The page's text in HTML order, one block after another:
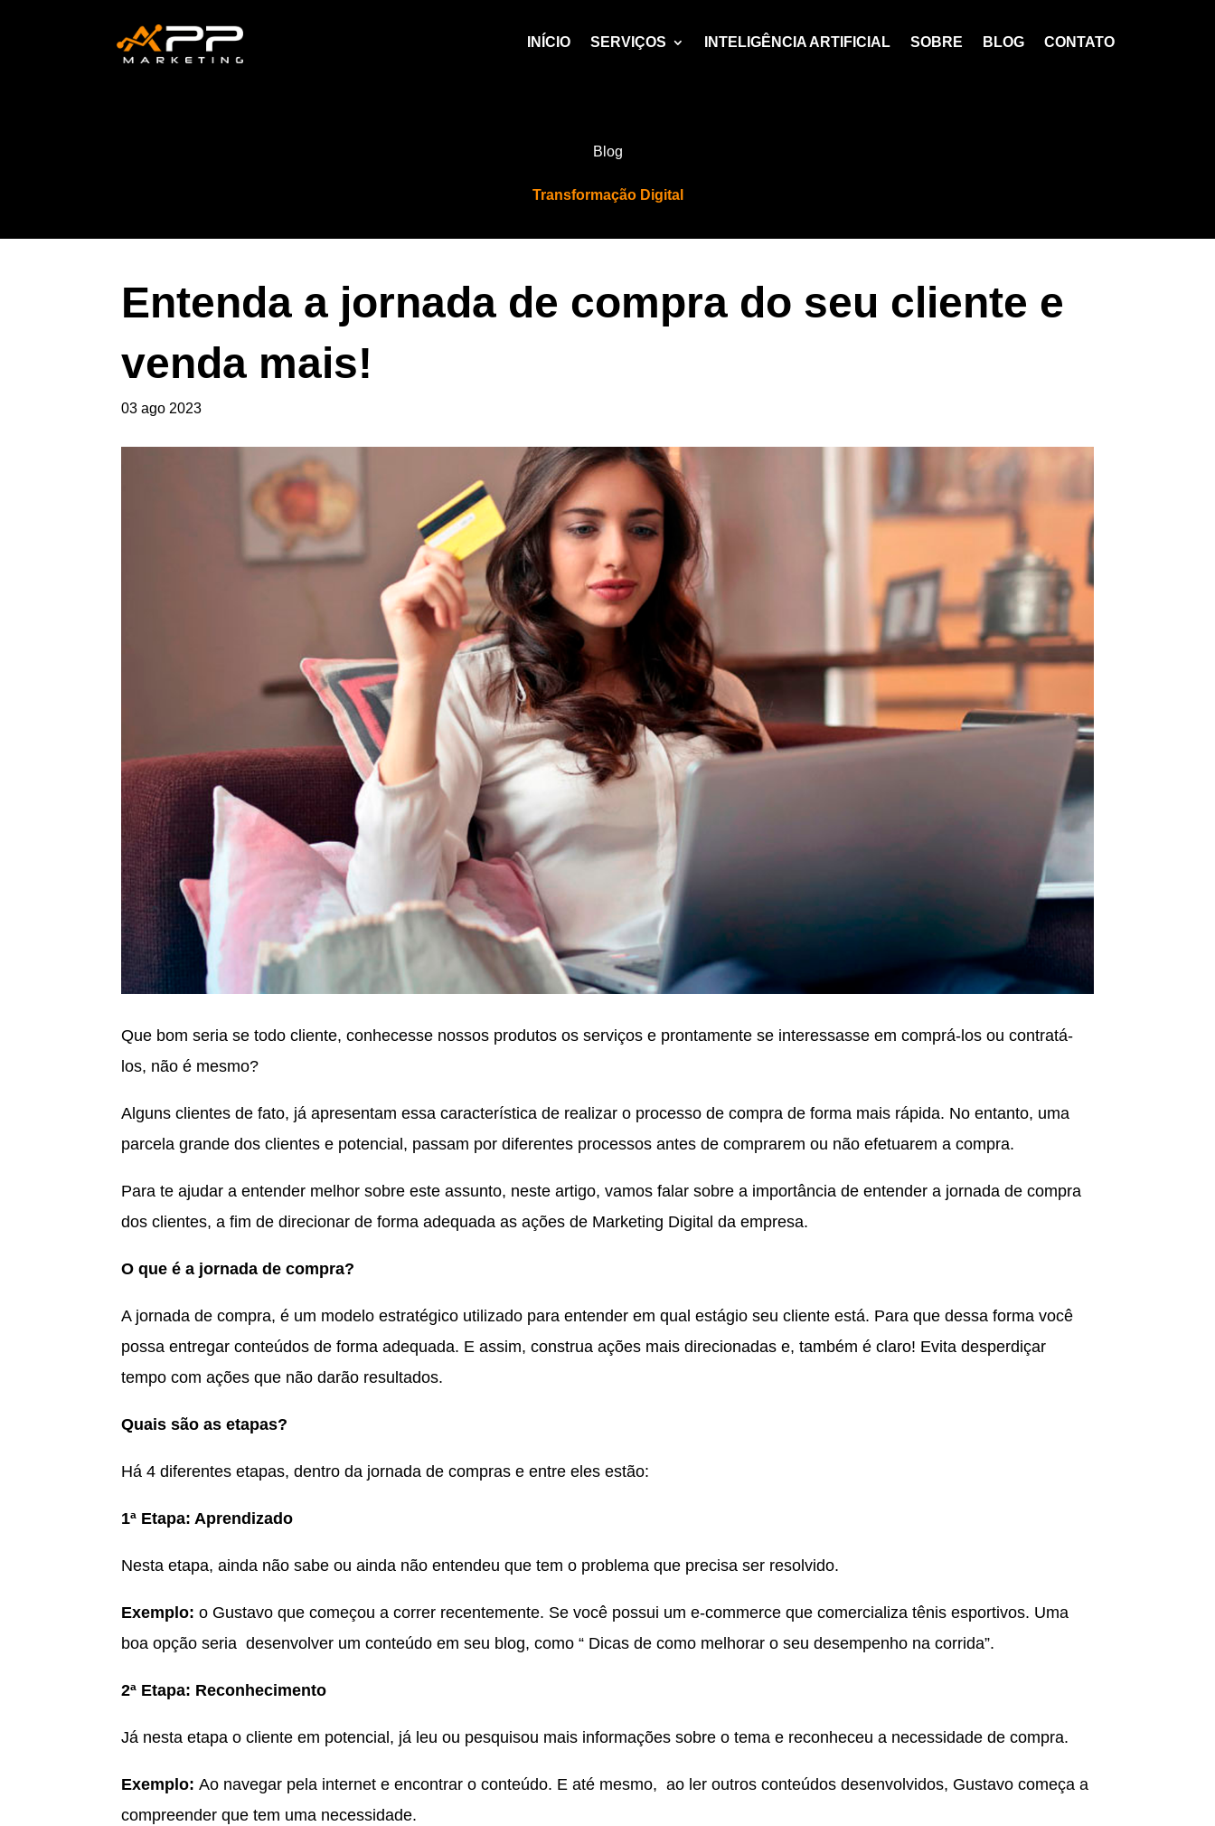
INÍCIO SERVIÇOS INTELIGÊNCIA ARTIFICIAL SOBRE BLOG CONTATO
Blog
Transformação Digital
Entenda a jornada de compra do seu cliente e
venda mais!
03 ago 2023
Que bom seria se todo cliente, conhecesse nossos produtos os serviços e prontamente se interessasse em comprá-los ou contratá-
los, não é mesmo?
Alguns clientes de fato, já apresentam essa característica de realizar o processo de compra de forma mais rápida. No entanto, uma
parcela grande dos clientes e potencial, passam por diferentes processos antes de comprarem ou não efetuarem a compra.
Para te ajudar a entender melhor sobre este assunto, neste artigo, vamos falar sobre a importância de entender a jornada de compra
dos clientes, a fim de direcionar de forma adequada as ações de Marketing Digital da empresa.
O que é a jornada de compra?
A jornada de compra, é um modelo estratégico utilizado para entender em qual estágio seu cliente está. Para que dessa forma você
possa entregar conteúdos de forma adequada. E assim, construa ações mais direcionadas e, também é claro! Evita desperdiçar
tempo com ações que não darão resultados.
Quais são as etapas?
Há 4 diferentes etapas, dentro da jornada de compras e entre eles estão:
1ª Etapa: Aprendizado
Nesta etapa, ainda não sabe ou ainda não entendeu que tem o problema que precisa ser resolvido.
Exemplo:o Gustavo que começou a correr recentemente. Se você possui um e-commerce que comercializa tênis esportivos. Uma
boa opção seria desenvolver um conteúdo em seu blog, como “ Dicas de como melhorar o seu desempenho na corrida”.
2ª Etapa: Reconhecimento
Já nesta etapa o cliente em potencial, já leu ou pesquisou mais informações sobre o tema e reconheceu a necessidade de compra.
Exemplo: Ao navegar pela internet e encontrar o conteúdo. E até mesmo, ao ler outros conteúdos desenvolvidos, Gustavo começa a
compreender que tem uma necessidade.